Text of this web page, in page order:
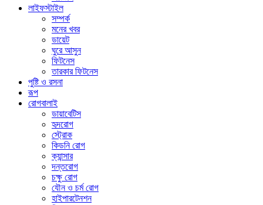
লাইফস্টাইল
সম্পর্ক
মনের খবর
ডায়েট
ঘুরে আসুন
ফিটনেস
তারকার ফিটনেস
পুষ্টি ও রসনা
রূপ
রোগবালাই
ডায়াবেটিস
হৃদরোগ
স্ট্রোক
কিডনি রোগ
ক্যান্সার
দন্তরোগ
চক্ষু রোগ
যৌন ও চর্ম রোগ
হাইপারটেনশন